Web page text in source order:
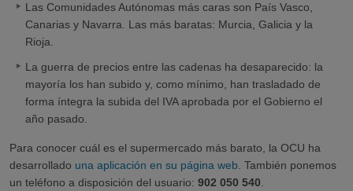
Las Comunidades Autónomas más caras son País Vasco,
Canarias y Navarra. Las más baratas: Murcia, Galicia y la
Rioja.
La guerra de precios entre las cadenas ha desaparecido: la
mayoría los han subido y, como mínimo, han trasladado de
forma íntegra la subida del IVA aprobada por el Gobierno el
año pasado.
Para conocer cuál es el supermercado más barato, la OCU ha
desarrollado una aplicación en su página web . También ponemos
un teléfono a disposición del usuario: 902 050 540